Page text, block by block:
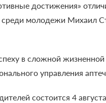
достижения»
среди молодежи Михаил
в сложной
управления
состоится 4